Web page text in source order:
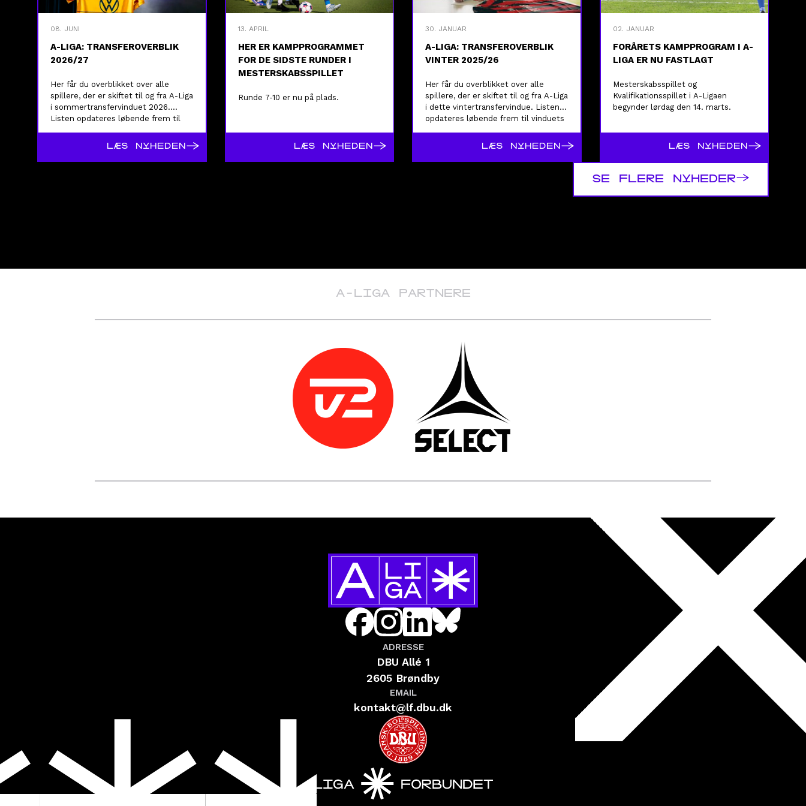
08. JUNI
A-LIGA: TRANSFEROVERBLIK
2026/27
Her får du overblikket over alle
spillere, der er skiftet til og fra A-Liga
i sommertransfervinduet 2026.
Listen opdateres løbende frem til
LÆS NYHEDEN →
13. APRIL
HER ER KAMPPROGRAMMET
FOR DE SIDSTE RUNDER I
MESTERSKABSSPILLET
Runde 7-10 er nu på plads.
LÆS NYHEDEN →
30. JANUAR
A-LIGA: TRANSFEROVERBLIK
VINTER 2025/26
Her får du overblikket over alle
spillere, der er skiftet til og fra A-Liga
i dette vintertransfervindue. Listen
opdateres løbende frem til vinduets
LÆS NYHEDEN →
02. JANUAR
FORÅRETS KAMPPROGRAM I A-
LIGA ER NU FASTLAGT
Mesterskabsspillet og
Kvalifikationsspillet i A-Ligaen
begynder lørdag den 14. marts.
LÆS NYHEDEN →
SE FLERE NYHEDER→
A-LIGA PARTNERE
ADRESSE
DBU Allé 1
2605 Brøndby
EMAIL
kontakt@lf.dbu.dk